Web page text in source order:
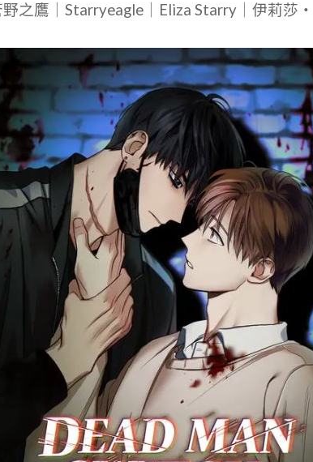
野之鷹｜Starryeagle｜Eliza Starry｜伊莉莎